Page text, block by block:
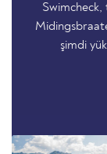
şimdi